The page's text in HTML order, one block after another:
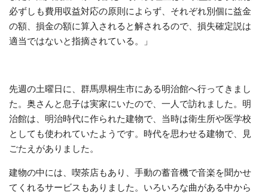
必ずしも費用収益対応の原則によらず、それぞれ別個に益金
の額、損金の額に算入されると解されるので、損失確定説は
適当ではないと指摘されている。
」
先週の土曜日に、群馬県桐生市にある明治館へ行ってきまし
た。奥さんと息子は実家にいたので、一人で訪れました。明
治館は、明治時代に作られた建物で、当時は衛生所や医学校
としても使われていたようです。時代を思わせる建物で、見
ごたえがありました。
建物の中には、喫茶店もあり、手動の蓄音機で音楽を聞かせ
てくれるサービスもありました。いろいろな曲がある中から